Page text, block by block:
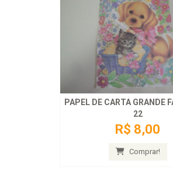
PAPEL DE CARTA GRANDE
22
R$ 8,00
Comprar!